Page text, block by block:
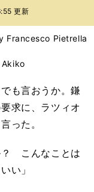
更新
Francesco Pietrella
も言おうか。鎌
求に、ラツィオ
った。
？ こんなことは
い」